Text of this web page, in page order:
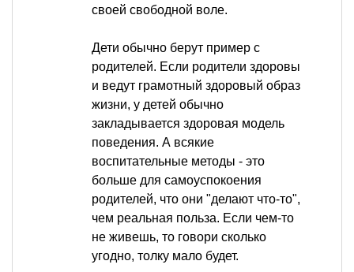
своей свободной воле.
Дети обычно берут пример с
родителей. Если родители здоровы
и ведут грамотный здоровый образ
жизни, у детей обычно
закладывается здоровая модель
поведения. А всякие
воспитательные методы - это
больше для самоуспокоения
родителей, что они "делают что-то",
чем реальная польза. Если чем-то
не живешь, то говори сколько
угодно, толку мало будет.